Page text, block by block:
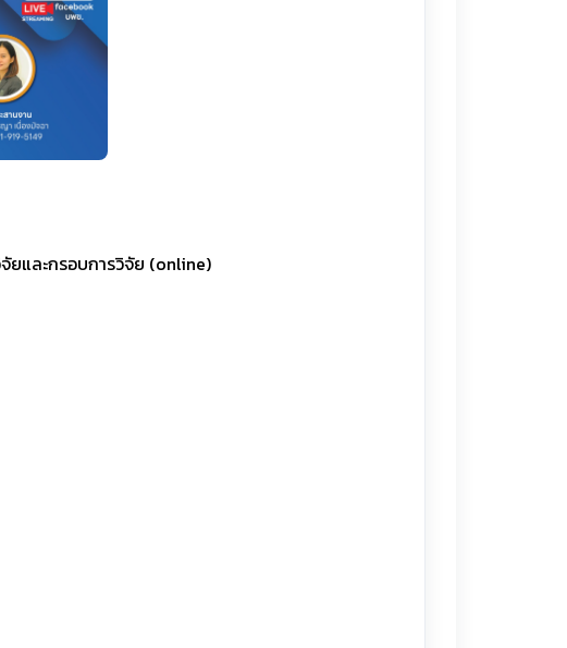
ยและกรอบการวิจัย (online)